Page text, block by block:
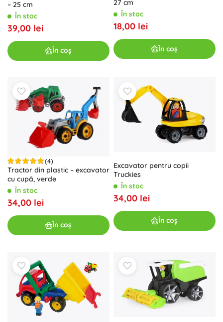
– 25 cm
În stoc
39,00 lei
În coș
27 cm
În stoc
18,00 lei
În coș
(4)
Tractor din plastic – excavator
cu cupă, verde
În stoc
34,00 lei
În coș
Excavator pentru copii
Truckies
În stoc
34,00 lei
În coș